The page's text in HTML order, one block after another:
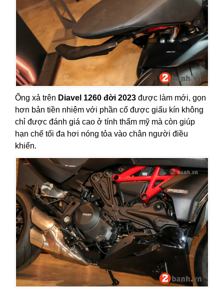
Ống xả trên Diavel 1260 đời 2023 được làm mới, gọn
hơn bản tiền nhiệm với phần cổ được giấu kín không
chỉ được đánh giá cao ở tính thẩm mỹ mà còn giúp
hạn chế tối đa hơi nóng tỏa vào chân người điều
khiển.